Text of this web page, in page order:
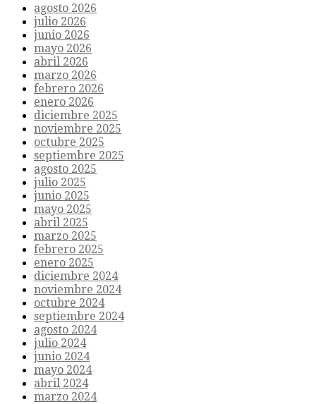
agosto 2026
julio 2026
junio 2026
mayo 2026
abril 2026
marzo 2026
febrero 2026
enero 2026
diciembre 2025
noviembre 2025
octubre 2025
septiembre 2025
agosto 2025
julio 2025
junio 2025
mayo 2025
abril 2025
marzo 2025
febrero 2025
enero 2025
diciembre 2024
noviembre 2024
octubre 2024
septiembre 2024
agosto 2024
julio 2024
junio 2024
mayo 2024
abril 2024
marzo 2024